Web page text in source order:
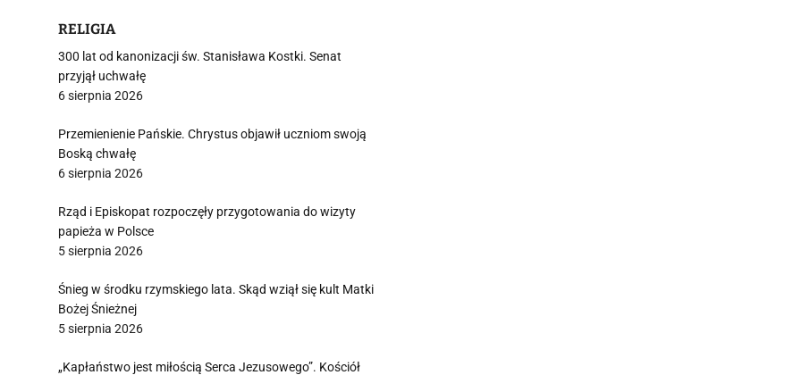
RELIGIA
300 lat od kanonizacji św. Stanisława Kostki. Senat
przyjął uchwałę
6 sierpnia 2026
Przemienienie Pańskie. Chrystus objawił uczniom swoją
Boską chwałę
6 sierpnia 2026
Rząd i Episkopat rozpoczęły przygotowania do wizyty
papieża w Polsce
5 sierpnia 2026
Śnieg w środku rzymskiego lata. Skąd wziął się kult Matki
Bożej Śnieżnej
5 sierpnia 2026
„Kapłaństwo jest miłością Serca Jezusowego”. Kościół